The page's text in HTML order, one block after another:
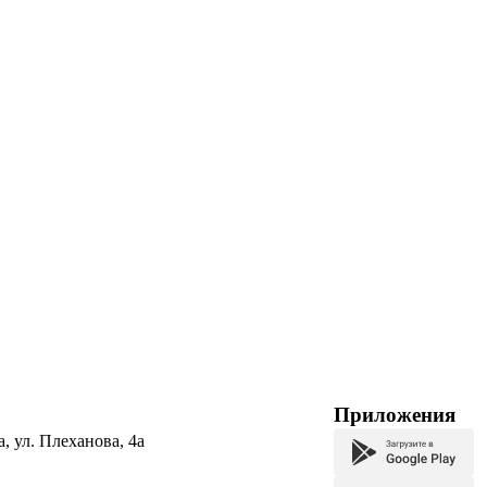
ул. Плеханова, 4а
Приложения